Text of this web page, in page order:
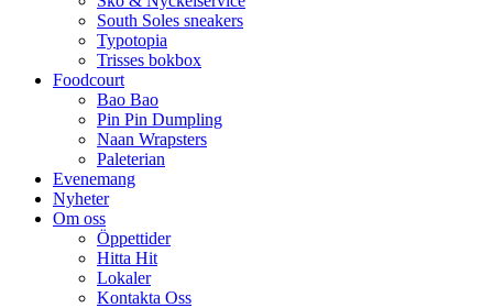
South Soles sneakers
Typotopia
Trisses bokbox
Foodcourt
Bao Bao
Pin Pin Dumpling
Naan Wrapsters
Paleterian
Evenemang
Nyheter
Om oss
Öppettider
Hitta Hit
Lokaler
Kontakta Oss